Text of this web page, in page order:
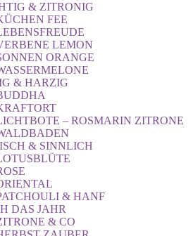
& ZITRONIG
FEE
LEMON
ORANGE
& HARZIG
– ROSMARIN ZITRONE
& SINNLICH
& HANF
DAS JAHR
& CO